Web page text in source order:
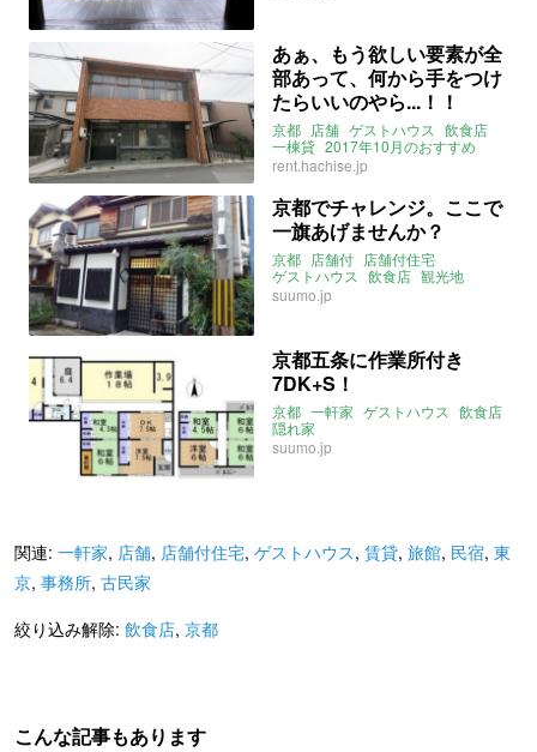
あぁ、もう欲しい要素が全
部あって、何から手をつけ
たらいいのやら...！！
京都 店舗 ゲストハウス 飲食店
一棟貸 2017年10月のおすすめ
rent.hachise.jp
京都でチャレンジ。ここで
一旗あげませんか？
京都 店舗付 店舗付住宅
ゲストハウス 飲食店 観光地
suumo.jp
京都五条に作業所付き
7DK+S！
京都 一軒家 ゲストハウス 飲食店
隠れ家
suumo.jp
関連: 一軒家, 店舗, 店舗付住宅, ゲストハウス, 賃貸, 旅館, 民宿, 東
京, 事務所, 古民家
絞り込み解除: 飲食店, 京都
こんな記事もあります